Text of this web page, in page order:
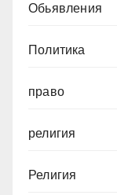
Обьявления
Политика
право
религия
Религия